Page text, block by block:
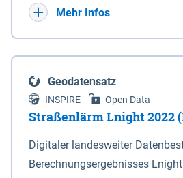
verkleinerte Amtliche Karte 1 : 5
projizierte Koordinaten im
Terrestrischen Referenzsystem
der Universalen Transversalen
bezogen auf die Zone 32 N
(Anlage 4); Gleiches gilt für die
Mehr Infos
Geodatensatz
INSPIRE Open Data
Straßenlärm Lnight 2022
Digitaler landesweiter
Berechnungsergebnisses